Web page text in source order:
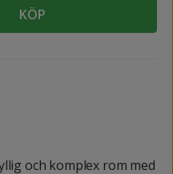
KÖP
och komplex rom med